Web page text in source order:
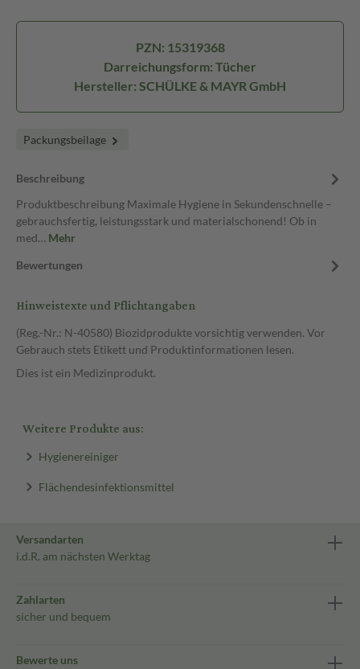
PZN: 15319368
Darreichungsform: Tücher
Hersteller: SCHÜLKE & MAYR GmbH
Packungsbeilage
Beschreibung
Produktbeschreibung Maximale Hygiene in Sekundenschnelle –
gebrauchsfertig, leistungsstark und materialschonend! Ob in
med… Mehr
Bewertungen
Hinweistexte und Pflichtangaben
(Reg.-Nr.: N-40580) Biozidprodukte vorsichtig verwenden. Vor
Gebrauch stets Etikett und Produktinformationen lesen.
Dies ist ein Medizinprodukt.
Weitere Produkte aus:
Hygienereiniger
Flächendesinfektionsmittel
Versandarten
i.d.R. am nächsten Werktag
Zahlarten
sicher und bequem
Bewerte uns